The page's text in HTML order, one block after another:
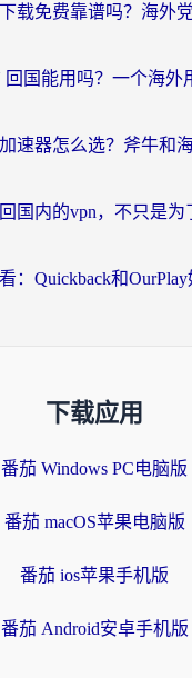
下载应用
番茄 Windows PC电脑版
番茄 macOS苹果电脑版
番茄 ios苹果手机版
番茄 Android安卓手机版